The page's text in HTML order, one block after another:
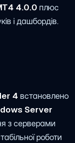
4.0.0 плюс
і дашбордів.
4 встановлено
Server
з серверами
роботи